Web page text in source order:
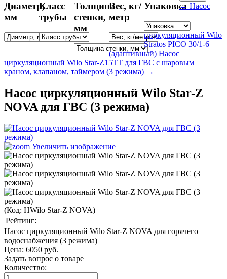
Диаметр,
мм
Класс
трубы
Толщина
стенки,
мм
Вес, кг/
метр
Упаковка← Насос
циркуляционный Wilo
Stratos PICO 30/1-6
(адаптивный) Насос
циркуляционный Wilo Star-Z15TT для ГВС с шаровым
краном, клапаном, таймером (3 режима) →
Насос циркуляционный Wilo Star-Z
NOVA для ГВС (3 режима)
Увеличить изображение
(Код: НWilo Star-Z NOVA)
Рейтинг:
Насос циркуляционный Wilo Star-Z NOVA для горячего
водоснабжения (3 режима)
Цена: 6050 руб.
Задать вопрос о товаре
Количество: